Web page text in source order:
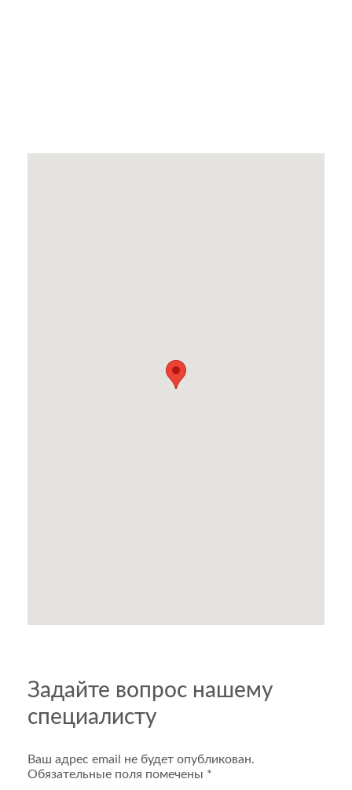
Задайте вопрос нашему
специалисту
Ваш адрес email не будет опубликован.
Обязательные поля помечены *